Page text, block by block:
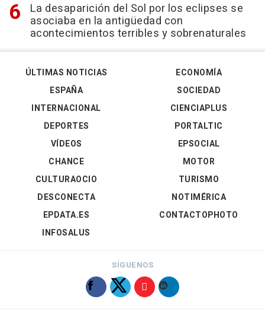
La desaparición del Sol por los eclipses se
asociaba en la antigüedad con
acontecimientos terribles y sobrenaturales
ÚLTIMAS NOTICIAS
ESPAÑA
INTERNACIONAL
DEPORTES
VÍDEOS
ECONOMÍA
SOCIEDAD
CIENCIAPLUS
PORTALTIC
EPSOCIAL
CHANCE
CULTURAOCIO
DESCONECTA
EPDATA.ES
INFOSALUS
MOTOR
TURISMO
NOTIMÉRICA
CONTACTOPHOTO
SÍGUENOS